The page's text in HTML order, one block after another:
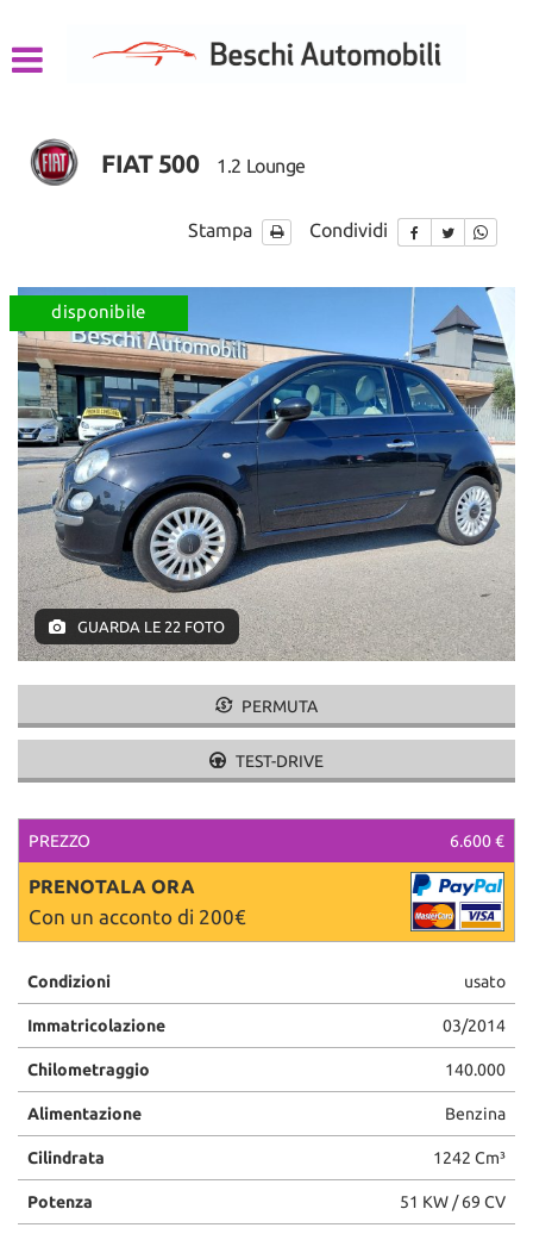
CHI SIAMO
ASSISTENZA
CONTATTI
FIAT 500 1.2 Lounge
Stampa Condividi
disponibile
GUARDA LE 22 FOTO
PERMUTA
TEST-DRIVE
PREZZO 6.600 €
PRENOTALA ORA
Con un acconto di 200€
Condizioni usato
Immatricolazione 03/2014
Chilometraggio 140.000
Alimentazione Benzina
Cilindrata 1242 Cm³
Potenza 51 KW / 69 CV